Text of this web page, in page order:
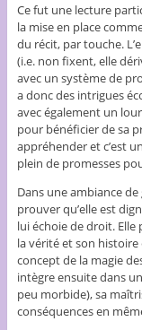
Ce fut une lecture
la mise en place
du récit, par touche.
(i.e. non fixent, elle
avec un système de
a donc des intrigues
avec également un
pour bénéficier de sa
appréhender et c’est
plein de promesses
Dans une ambiance
prouver qu’elle est
lui échoie de droit. Elle
la vérité et son histoire
concept de la magie
intègre ensuite dans
peu morbide), sa
conséquences en